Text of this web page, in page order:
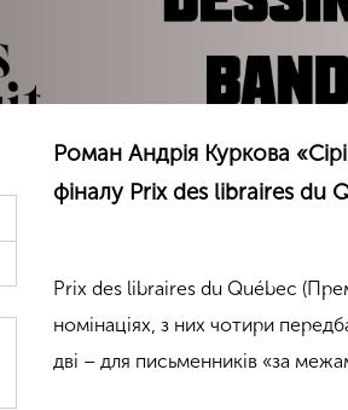
Роман Андрія Куркова
фіналу Prix des libraires du
Prix des libraires du Québec
номінаціях, з них чотири
дві – для письменників «за